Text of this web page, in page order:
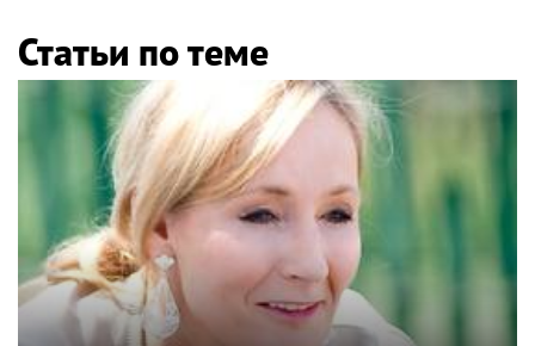
Статьи по теме